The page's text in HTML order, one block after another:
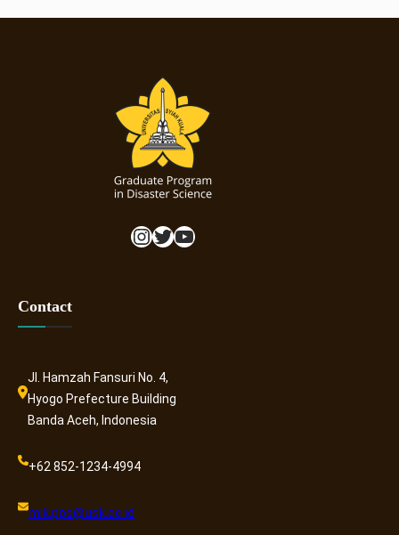
InstagramTwitter YouTube
Contact
Jl. Hamzah Fansuri No. 4,
Hyogo Prefecture Building
Banda Aceh, Indonesia
+62 852-1234-4994
mik.pps@usk.ac.id